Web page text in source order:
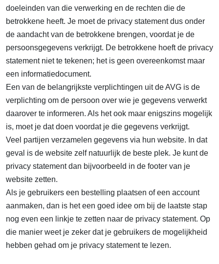
doeleinden van die verwerking en de rechten die de
betrokkene heeft. Je moet de privacy statement dus onder
de aandacht van de betrokkene brengen, voordat je de
persoonsgegevens verkrijgt. De betrokkene hoeft de privacy
statement niet te tekenen; het is geen overeenkomst maar
een informatiedocument.
Een van de belangrijkste verplichtingen uit de AVG is de
verplichting om de persoon over wie je gegevens verwerkt
daarover te informeren. Als het ook maar enigszins mogelijk
is, moet je dat doen voordat je die gegevens verkrijgt.
Veel partijen verzamelen gegevens via hun website. In dat
geval is de website zelf natuurlijk de beste plek. Je kunt de
privacy statement dan bijvoorbeeld in de footer van je
website zetten.
Als je gebruikers een bestelling plaatsen of een account
aanmaken, dan is het een goed idee om bij de laatste stap
nog even een linkje te zetten naar de privacy statement. Op
die manier weet je zeker dat je gebruikers de mogelijkheid
hebben gehad om je privacy statement te lezen.